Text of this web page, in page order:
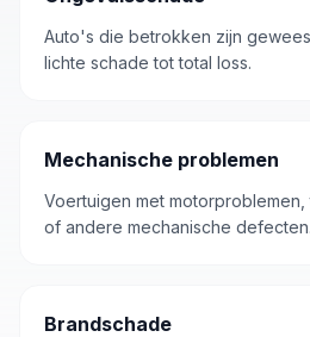
Auto's die betrokken zijn
lichte schade tot total loss.
Mechanische problemen
Voertuigen met motorproblemen,
of andere mechanische defecten.
Brandschade